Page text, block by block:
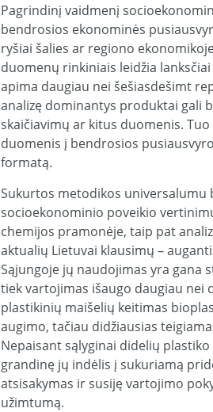
Pagrindinį vaidmenį
bendrosios ekonominės
ryšiai šalies ar regiono
duomenų rinkiniais leidžia
apima daugiau nei šešiasdešimt
analizę dominantys produktai gali
skaičiavimų ar kitus duomenis.
duomenis į bendrosios
formatą.
Sukurtos metodikos
socioekonominio poveikio
chemijos pramonėje, taip pat
aktualių Lietuvai klausimų –
Sąjungoje jų naudojimas yra gana
tiek vartojimas išaugo daugiau nei
plastikinių maišelių keitimas
augimo, tačiau didžiausias
Nepaisant sąlyginai didelių
grandinę jų indėlis į sukuriamą
atsisakymas ir susiję vartojimo
užimtumą.